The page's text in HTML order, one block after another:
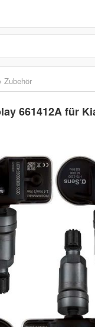
› Zubehör
661412A für